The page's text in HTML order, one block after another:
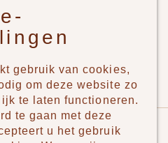
Meisjes
gebruik van cookies,
om deze website zo
te laten functioneren.
te gaan met deze
u het gebruik